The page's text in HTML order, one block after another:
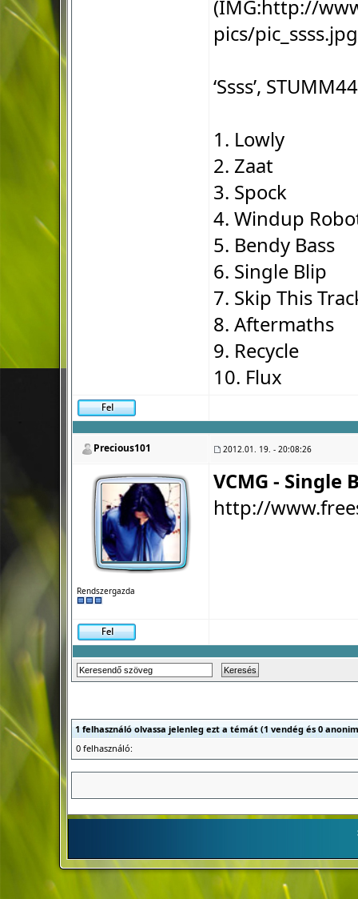
(IMG:http://
pics/pic_ssss.jpg
‘Ssss’,
1. Lowly
2. Zaat
3. Spock
4. Windup
5. Bendy Bass
6. Single Blip
7. Skip This
8. Aftermaths
9. Recycle
10. Flux
Precious101 2012.01. 19. - 20:08:26
Rendszergazda
VCMG - Single
http://
1 felhasználó olvassa jelenleg ezt a témát (1 vendég és 0
0 felhasználó: